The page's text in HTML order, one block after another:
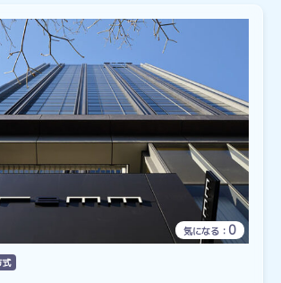
気になる： 0
式